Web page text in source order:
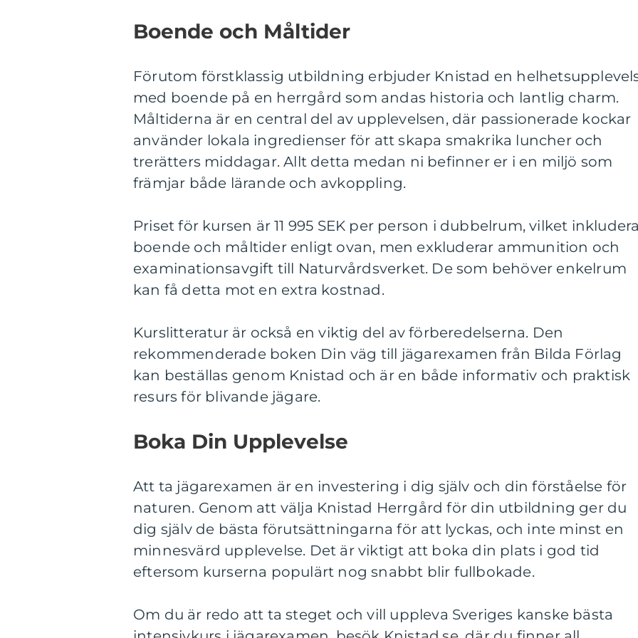
Boende och Måltider
Förutom förstklassig utbildning erbjuder Knistad en
med boende på en herrgård som andas historia och lantlig charm.
Måltiderna är en central del av upplevelsen, där passionerade kockar
använder lokala ingredienser för att skapa smakrika luncher och
trerätters middagar. Allt detta medan ni befinner er i en miljö som
främjar både lärande och avkoppling.
Priset för kursen är 11 995 SEK per person i dubbelrum, vilket
boende och måltider enligt ovan, men exkluderar ammunition och
examinationsavgift till Naturvårdsverket. De som behöver enkelrum
kan få detta mot en extra kostnad.
Kurslitteratur är också en viktig del av förberedelserna. Den
rekommenderade boken Din väg till jägarexamen från Bilda Förlag
kan beställas genom Knistad och är en både informativ och praktisk
resurs för blivande jägare.
Boka Din Upplevelse
Att ta jägarexamen är en investering i dig själv och din förståelse för
naturen. Genom att välja Knistad Herrgård för din utbildning ger du
dig själv de bästa förutsättningarna för att lyckas, och inte minst en
minnesvärd upplevelse. Det är viktigt att boka din plats i god tid
eftersom kurserna populärt nog snabbt blir fullbokade.
Om du är redo att ta steget och vill uppleva Sveriges kanske bästa